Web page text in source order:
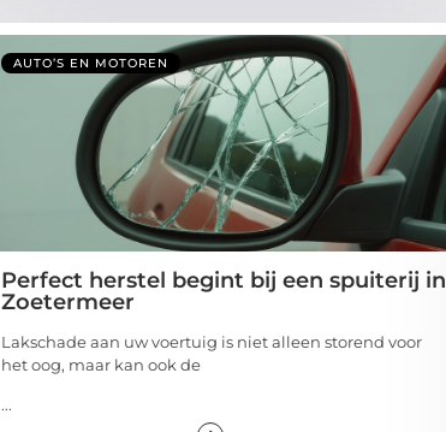
AUTO’S EN MOTOREN
Perfect herstel begint bij een spuiterij in
Zoetermeer
Lakschade aan uw voertuig is niet alleen storend voor
het oog, maar kan ook de
...